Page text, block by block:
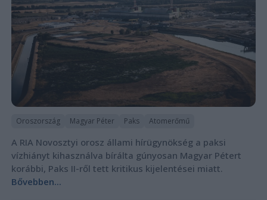
Oroszország Magyar Péter Paks Atomerőmű
A RIA Novosztyi orosz állami hírügynökség a paksi
vízhiányt kihasználva bírálta gúnyosan Magyar Pétert
korábbi, Paks II-ről tett kritikus kijelentései miatt.
Bővebben...